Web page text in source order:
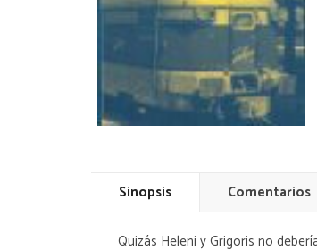
Sinopsis Comentarios
Quizás Heleni y Grigoris no